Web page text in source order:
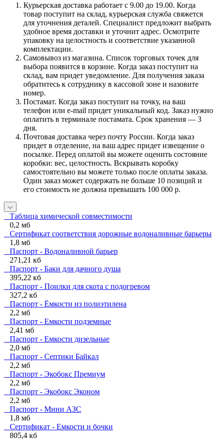
Курьерская доставка работает с 9.00 до 19.00. Когда
товар поступит на склад, курьерская служба свяжется
для уточнения деталей. Специалист предложит выбрать
удобное время доставки и уточнит адрес. Осмотрите
упаковку на целостность и соответствие указанной
комплектации.
Самовывоз из магазина. Список торговых точек для
выбора появится в корзине. Когда заказ поступит на
склад, вам придет уведомление. Для получения заказа
обратитесь к сотруднику в кассовой зоне и назовите
номер.
Постамат. Когда заказ поступит на точку, на ваш
телефон или e-mail придет уникальный код. Заказ нужно
оплатить в терминале постамата. Срок хранения — 3
дня.
Почтовая доставка через почту России. Когда заказ
придет в отделение, на ваш адрес придет извещение о
посылке. Перед оплатой вы можете оценить состояние
коробки: вес, целостность. Вскрывать коробку
самостоятельно вы можете только после оплаты заказа.
Один заказ может содержать не больше 10 позиций и
его стоимость не должна превышать 100 000 р.
Таблица химической совместимости
0,2 мб
Сертификат соответствия дорожные водоналивные барьеры
1,8 мб
Паспорт - Водоналивной барьер
271,21 кб
Паспорт - Баки для дачного душа
395,22 кб
Паспорт - Поилки для скота с подогревом
327,2 кб
Паспорт - Ёмкости из полиэтилена
2,2 мб
Паспорт - Емкости подземные
2,41 мб
Паспорт - Емкости дизельные
2,0 мб
Паспорт - Септики Байкал
2,2 мб
Паспорт - Экобокс Премиум
2,2 мб
Паспорт - Экобокс Эконом
2,2 мб
Паспорт - Мини АЗС
1,8 мб
Сертификат - Емкости и бочки
805,4 кб